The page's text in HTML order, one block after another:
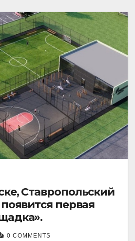
Ставропольский
первая
0 COMMENTS